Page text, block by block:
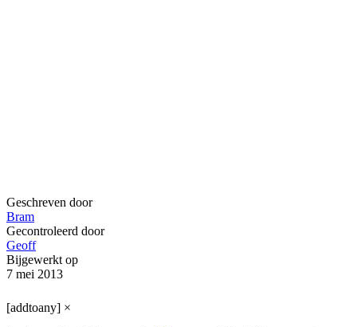
Geschreven door
Bram
Gecontroleerd door
Geoff
Bijgewerkt op
7 mei 2013
[addtoany] ×